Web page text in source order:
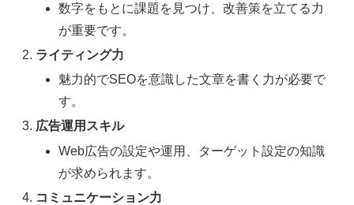
数字をもとに課題を見つけ、改善策を立てる力
が重要です。
ライティング力
魅力的でSEOを意識した文章を書く力が必要で
す。
広告運用スキル
Web広告の設定や運用、ターゲット設定の知識
が求められます。
コミュニケーション力